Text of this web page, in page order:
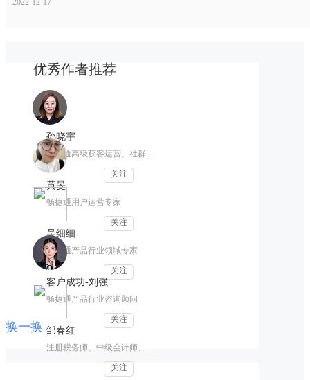
2022-12-17
优秀作者推荐
孙晓宇
畅捷通高级获客运营、社群运营
关注
黄旻
畅捷通用户运营专家
关注
吴细细
畅捷通产品行业领域专家
关注
客户成功-刘强
畅捷通产品行业咨询顾问
关注
邹春红
注册税务师、中级会计师、财税讲师
关注
换一换